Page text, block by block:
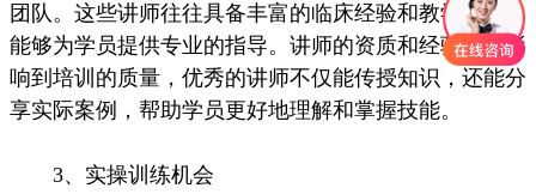
团队。这些讲师往往具备丰富的临床经验和教学经验，
能够为学员提供专业的指导。讲师的资质和经验直接影
响到培训的质量，优秀的讲师不仅能传授知识，还能分
享实际案例，帮助学员更好地理解和掌握技能。
3、实操训练机会